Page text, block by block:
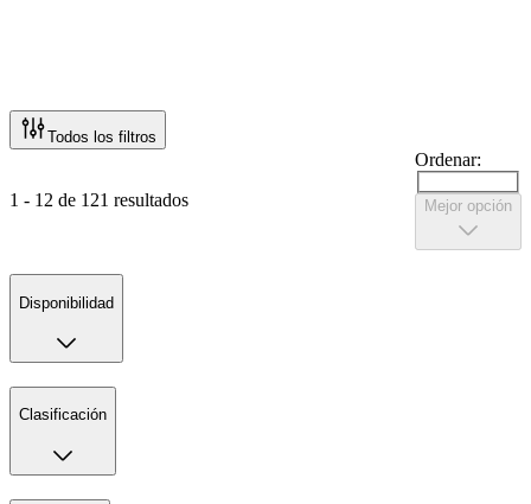
Todos los filtros
1 - 12 de 121 resultados
Ordenar:
Mejor opción
Disponibilidad
Clasificación